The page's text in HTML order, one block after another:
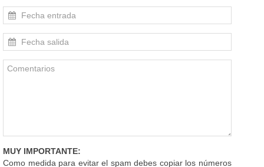
MUY IMPORTANTE:
Como medida para evitar el spam debes copiar los números